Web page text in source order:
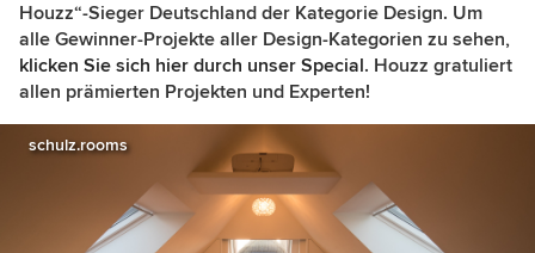
Houzz“-Sieger Deutschland der Kategorie Design. Um
alle Gewinner-Projekte aller Design-Kategorien zu sehen,
klicken Sie sich hier durch unser Special. Houzz gratuliert
allen prämierten Projekten und Experten!
schulz.rooms